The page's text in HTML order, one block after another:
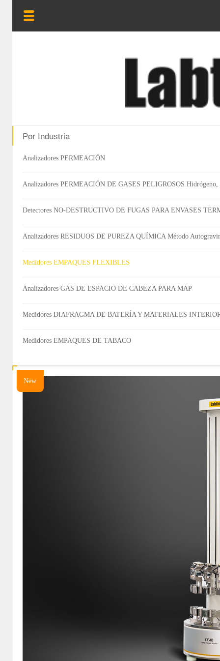
Por Industria
Analizadores PERMEACIÓN
Analizadores PERMEACIÓN DE GASES PELIGROSOS Hidrógeno,
Detectores NO-DESTRUCTIVO DE FUGAS PARA ENVASES
Analizadores RESIDUOS DE PUREZA QUÍMICA Método
Medidores EMPAQUES FLEXIBLES
Analizadores GAS DE ESPACIO DE CABEZA PARA MAP
Medidores DIAFRAGMA DE BATERÍA Y MATERIALES
Medidores EMPAQUES DE TABACO
New